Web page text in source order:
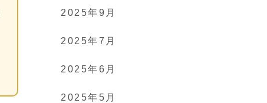
2025年9月
2025年7月
2025年6月
2025年5月